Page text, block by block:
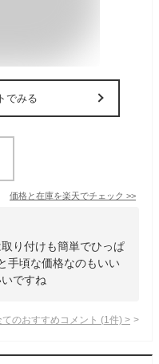
でみる
価格と在庫を楽天でチェック >>
り付けも簡単でひっぱ
手頃な価格なのもいい
ですね
てのおすすめコメント (1 件) >